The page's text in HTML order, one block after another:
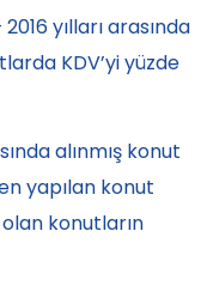
yılları arasında
KDV’yi yüzde
alınmış konut
yapılan konut
konutların